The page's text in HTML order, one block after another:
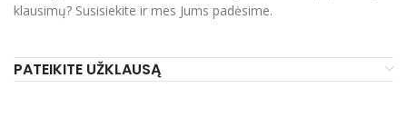
klausimų? Susisiekite ir mes Jums padėsime.
PATEIKITE UŽKLAUSĄ